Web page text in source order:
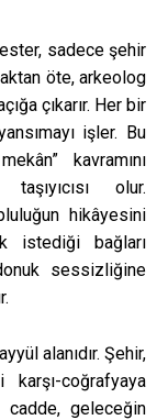
sadece şehir
öte, arkeolog
çıkarır. Her bir
işler. Bu
kavramını
olur.
hikâyesini
istediği bağları
sessizliğine
alanıdır. Şehir,
coğrafyaya
geleceğin